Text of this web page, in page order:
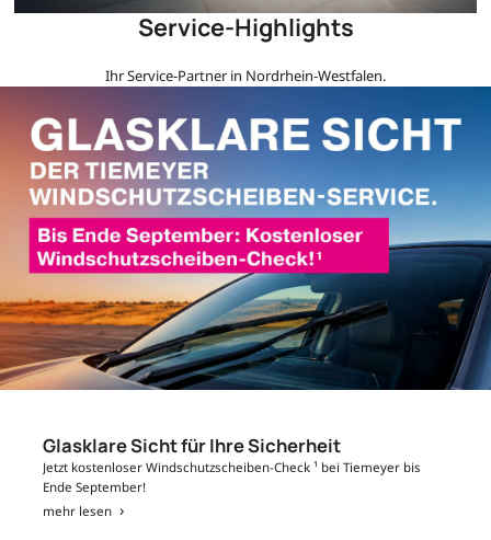
Service-Highlights
Ihr Service-Partner in Nordrhein-Westfalen.
Glasklare Sicht für Ihre Sicherheit
Jetzt kostenloser Windschutzscheiben-Check ¹ bei Tiemeyer bis
Ende September!
mehr lesen